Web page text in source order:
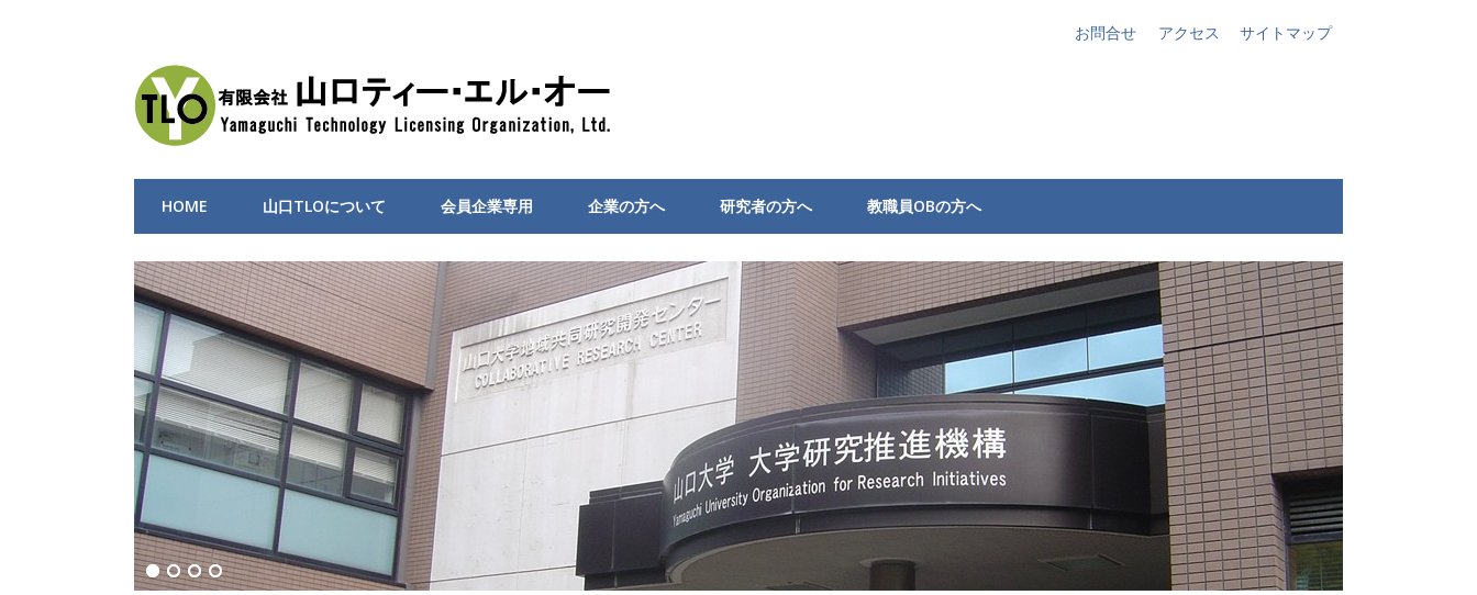
サイトマップ
アクセス
お問合せ
HOME 山口TLOについて 会員企業専用 企業の方へ 研究者の方へ 教職員OBの方へ